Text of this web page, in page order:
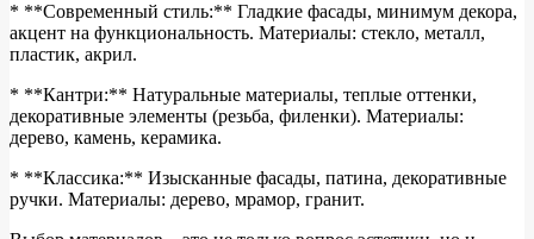
* **Современный стиль:** Гладкие фасады, минимум декора,
акцент на функциональность. Материалы: стекло, металл,
пластик, акрил.
* **Кантри:** Натуральные материалы, теплые оттенки,
декоративные элементы (резьба, филенки). Материалы:
дерево, камень, керамика.
* **Классика:** Изысканные фасады, патина, декоративные
ручки. Материалы: дерево, мрамор, гранит.